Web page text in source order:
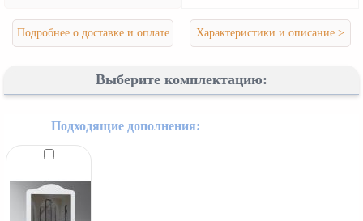
Подробнее о доставке и оплате Характеристики и описание >
Выберите комплектацию:
Подходящие дополнения: